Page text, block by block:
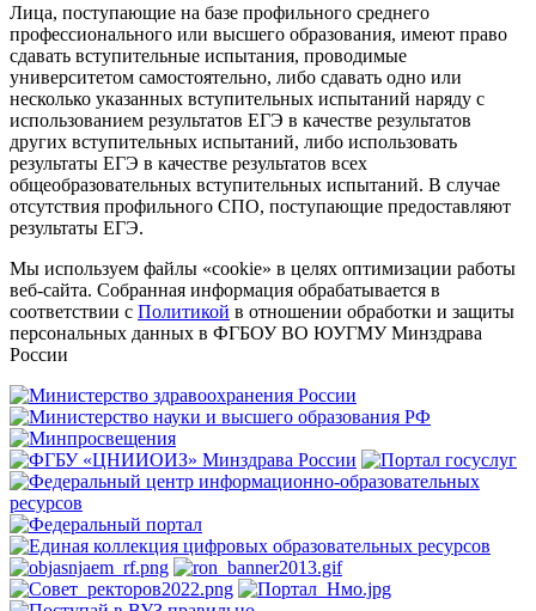
Лица, поступающие на базе профильного среднего
профессионального или высшего образования, имеют право
сдавать вступительные испытания, проводимые
университетом самостоятельно, либо сдавать одно или
несколько указанных вступительных испытаний наряду с
использованием результатов ЕГЭ в качестве результатов
других вступительных испытаний, либо использовать
результаты ЕГЭ в качестве результатов всех
общеобразовательных вступительных испытаний. В случае
отсутствия профильного СПО, поступающие предоставляют
результаты ЕГЭ.
Мы используем файлы «cookie» в целях оптимизации работы
веб-сайта. Собранная информация обрабатывается в
соответствии с Политикой в отношении обработки и защиты
персональных данных в ФГБОУ ВО ЮУГМУ Минздрава
России